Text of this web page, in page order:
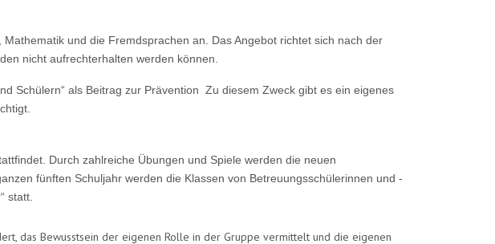
und die Fremdsprachen an. Das Angebot richtet sich nach der
nicht aufrechterhalten werden können.
Schülern“ als Beitrag zur Prävention Zu diesem Zweck gibt es ein eigenes
Durch zahlreiche Übungen und Spiele werden die neuen
fünften Schuljahr werden die Klassen von Betreuungsschülerinnen und -
statt.
das Bewusstsein der eigenen Rolle in der Gruppe vermittelt und die eigenen